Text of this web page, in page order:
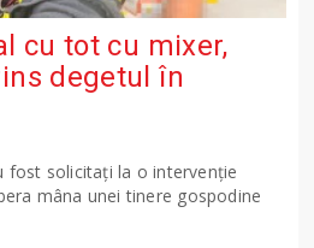
cu tot cu mixer,
degetul în
fost solicitați la o intervenție
mâna unei tinere gospodine